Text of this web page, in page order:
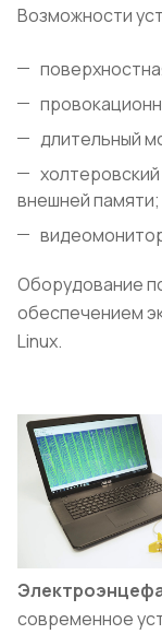
Возможности
длительный
внешней памяти;
Оборудование
обеспечением
Linux.
современное